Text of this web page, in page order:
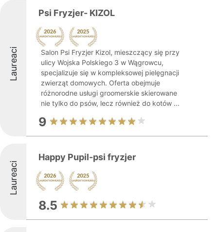
Laureaci
Psi Fryzjer- KIZOL
Salon Psi Fryzjer Kizol, mieszczący się przy
ulicy Wojska Polskiego 3 w Wągrowcu,
specjalizuje się w kompleksowej pielęgnacji
zwierząt domowych. Oferta obejmuje
różnorodne usługi groomerskie skierowane
nie tylko do psów, lecz również do kotów ...
9
Laureaci
Happy Pupil-psi fryzjer
8.5